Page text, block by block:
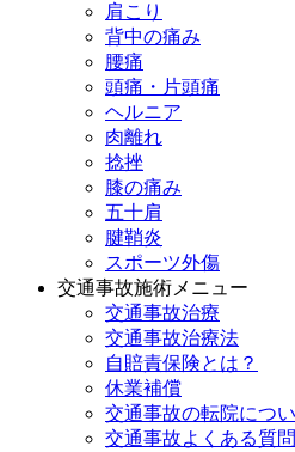
肩こり
背中の痛み
腰痛
頭痛・片頭痛
ヘルニア
肉離れ
捻挫
膝の痛み
五十肩
腱鞘炎
スポーツ外傷
交通事故施術メニュー
交通事故治療
交通事故治療法
自賠責保険とは？
休業補償
交通事故の転院につ
交通事故よくある質問